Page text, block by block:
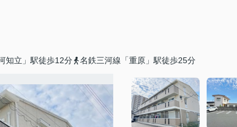
知立」駅徒歩12分 名鉄三河線「重原」駅徒歩25分